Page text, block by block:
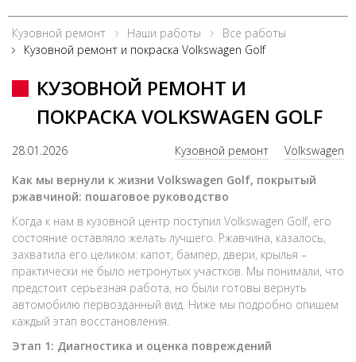
Кузовной ремонт Наши работы
Все работы
Кузовной ремонт и покраска Volkswagen Golf
КУЗОВНОЙ РЕМОНТ И
ПОКРАСКА VOLKSWAGEN GOLF
28.01.2026 Кузовной ремонт
Volkswagen
Как мы вернули к жизни Volkswagen Golf, покрытый
ржавчиной: пошаговое руководство
Когда к нам в кузовной центр поступил Volkswagen Golf, его
состояние оставляло желать лучшего. Ржавчина, казалось,
захватила его целиком: капот, бампер, двери, крылья –
практически не было нетронутых участков. Мы понимали, что
предстоит серьезная работа, но были готовы вернуть
автомобилю первозданный вид. Ниже мы подробно опишем
каждый этап восстановления.
Этап 1: Диагностика и оценка повреждений